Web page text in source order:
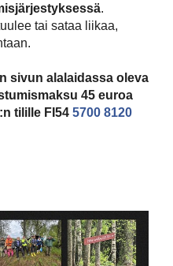
.
tai sataa liikaa,
sivun alalaidassa oleva
45 euroa
tilille FI54 5700 8120